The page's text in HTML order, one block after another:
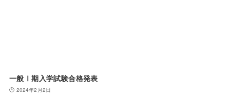
一般Ⅰ期入学試験合格発表
2024年2月2日